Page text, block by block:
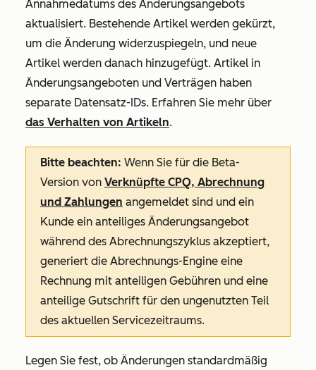
Annahmedatums des Änderungsangebots
aktualisiert. Bestehende Artikel werden gekürzt,
um die Änderung widerzuspiegeln, und neue
Artikel werden danach hinzugefügt. Artikel in
Änderungsangeboten und Verträgen haben
separate Datensatz-IDs. Erfahren Sie mehr über
das Verhalten von Artikeln.
Bitte beachten: Wenn Sie für die Beta-
Version von Verknüpfte CPQ, Abrechnung
und Zahlungen angemeldet sind und ein
Kunde ein anteiliges Änderungsangebot
während des Abrechnungszyklus akzeptiert,
generiert die Abrechnungs-Engine eine
Rechnung mit anteiligen Gebühren und eine
anteilige Gutschrift für den ungenutzten Teil
des aktuellen Servicezeitraums.
Legen Sie fest, ob Änderungen standardmäßig